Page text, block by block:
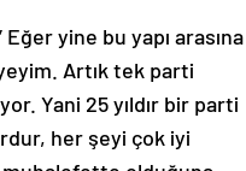
Artık tek parti
Yani 25 yıldır bir parti
her şeyi çok iyi
olduğuna